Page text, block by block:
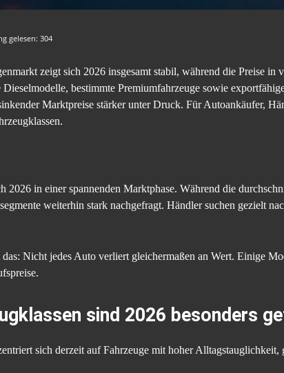
gelesen: 304
zeigt sich 2026 insgesamt stabil, während die Preise in
bestimmte Premiumfahrzeuge sowie
Marktpreise stärker unter Druck. Für Autoankäufer,
2026 in einer spannenden Marktphase. Während die
weiterhin stark nachgefragt. Händler suchen gezielt
das: Nicht jedes Auto verliert gleichermaßen an Wert. Einige
sind 2026 besonders
sich derzeit auf Fahrzeuge mit hoher